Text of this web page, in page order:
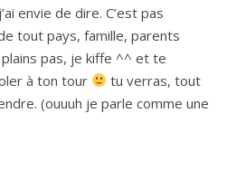
envie de dire. C’est pas
tout pays, famille, parents
plains pas, je kiffe ^^ et te
à ton tour
tu verras, tout
(ouuuh je parle comme une